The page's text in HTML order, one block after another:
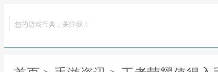
您的游戏宝典，关注我！